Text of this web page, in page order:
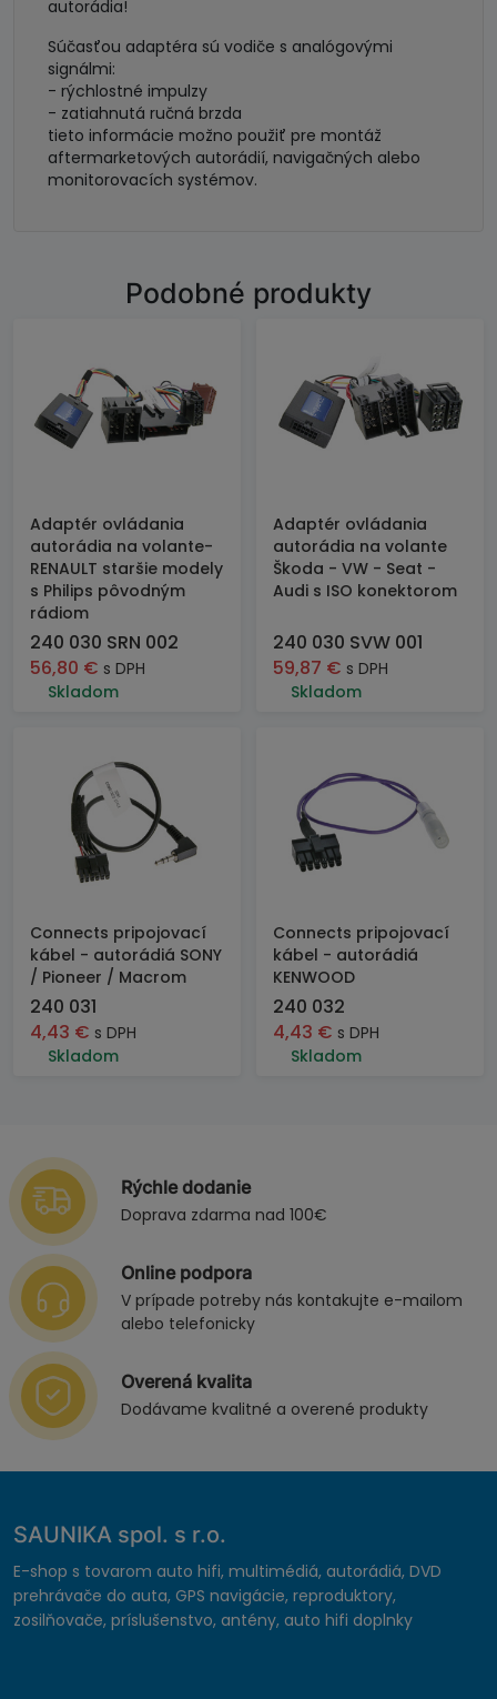
autorádia!
Súčasťou adaptéra sú vodiče s analógovými
signálmi:
- rýchlostné impulzy
- zatiahnutá ručná brzda
tieto informácie možno použiť pre montáž
aftermarketových autorádií, navigačných alebo
monitorovacích systémov.
Podobné produkty
Adaptér ovládania
autorádia na volante-
RENAULT staršie modely
s Philips pôvodným
rádiom
240 030 SRN 002
56,80 € s DPH
Skladom
Adaptér ovládania
autorádia na volante
Škoda - VW - Seat -
Audi s ISO konektorom
240 030 SVW 001
59,87 € s DPH
Skladom
Connects pripojovací
kábel - autorádiá SONY
/ Pioneer / Macrom
240 031
4,43 € s DPH
Skladom
Connects pripojovací
kábel - autorádiá
KENWOOD
240 032
4,43 € s DPH
Skladom
Rýchle dodanie
Doprava zdarma nad 100€
Online podpora
V prípade potreby nás kontakujte e-mailom
alebo telefonicky
Overená kvalita
Dodávame kvalitné a overené produkty
SAUNIKA spol. s r.o.
E-shop s tovarom auto hifi, multimédiá, autorádiá, DVD
prehrávače do auta, GPS navigácie, reproduktory,
zosilňovače, príslušenstvo, antény, auto hifi doplnky